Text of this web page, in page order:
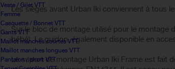
Veste / Gilet VTT
Femme
Casquette / Bonnet VTT
Gants VTT
Maillot manches courtes VTT
Maillot manches longues VTT
Pantalon / short VTT
Les sièges avant Urban Iki conviennent à tous
Sur le bloc de montage utilisé pour le montage
bébé). Le guidon, également disponible en
Le suport de montage Urban Iki Frame est fait